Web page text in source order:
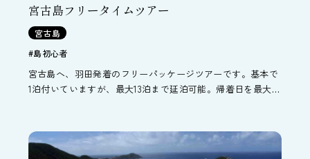
宮古島フリータイムツアー
宮古島
#島初心者
宮古島へ、羽田発着のフリーパッケージツアーです。基本で
1泊付いていますが、最大13泊まで延泊可能。帰着日を最大14